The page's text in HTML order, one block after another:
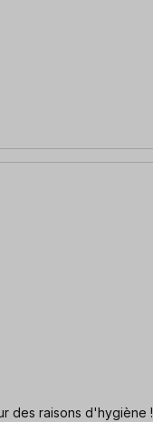
ni échangé, ni repris pour des raisons d'hygiène !